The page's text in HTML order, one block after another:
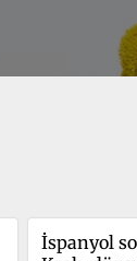
İspanyol